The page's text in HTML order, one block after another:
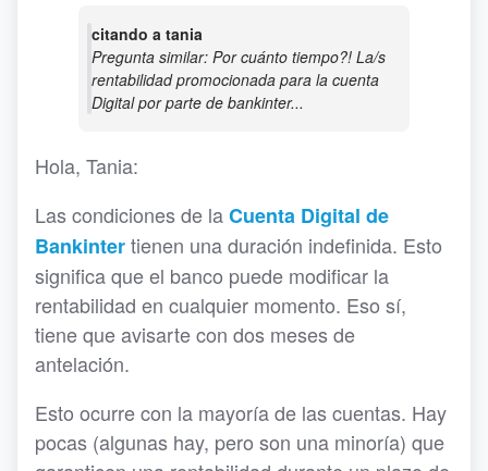
citando a tania
Pregunta similar: Por cuánto tiempo?! La/s
rentabilidad promocionada para la cuenta
Digital por parte de bankinter...
Hola, Tania:
Las condiciones de laCuenta Digital de
Bankintertienen una duración indefinida. Esto
significa que el banco puede modificar la
rentabilidad en cualquier momento. Eso sí,
tiene que avisarte con dos meses de
antelación.
Esto ocurre con la mayoría de las cuentas. Hay
pocas (algunas hay, pero son una minoría) que